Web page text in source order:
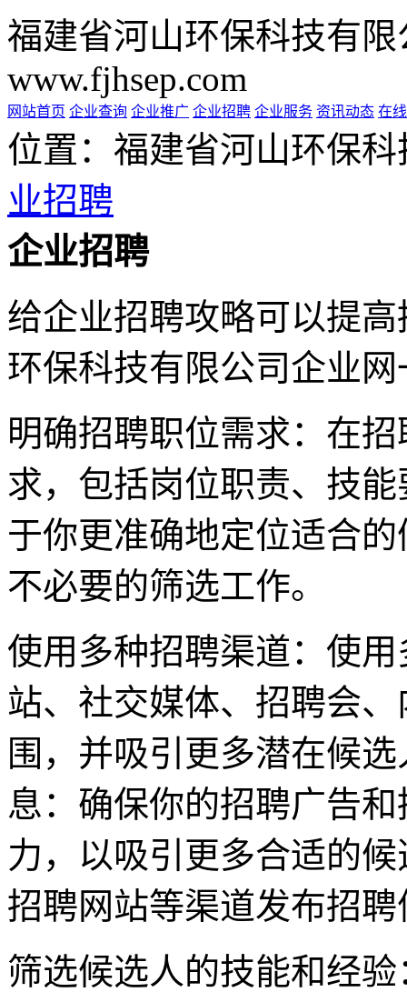
福建省河山环保科技有
www.fjhsep.com
网站首页 企业查询 企业推广 企业招聘 企业服务 资讯动态 在
位置：福建省河山环保
业招聘
企业招聘
给企业招聘攻略可以提
环保科技有限公司企业
明确招聘职位需求：在
求，包括岗位职责、技
于你更准确地定位适合
不必要的筛选工作。
使用多种招聘渠道：使
站、社交媒体、招聘会
围，并吸引更多潜在候
息：确保你的招聘广告
力，以吸引更多合适的
招聘网站等渠道发布招聘
筛选候选人的技能和经